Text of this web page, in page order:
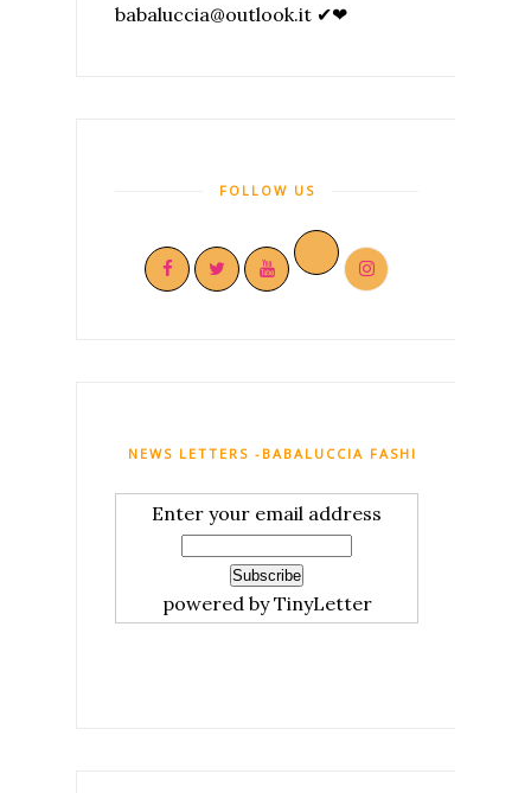
babaluccia@outlook.it ✔❤
FOLLOW US
NEWS LETTERS -BABALUCCIA FASHION AND MY
Enter your email address
powered by TinyLetter